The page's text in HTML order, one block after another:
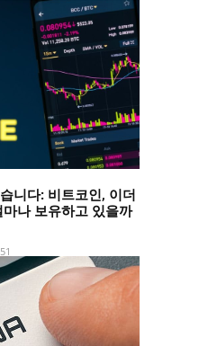
니다: 비트코인, 이더
나 보유하고 있을까